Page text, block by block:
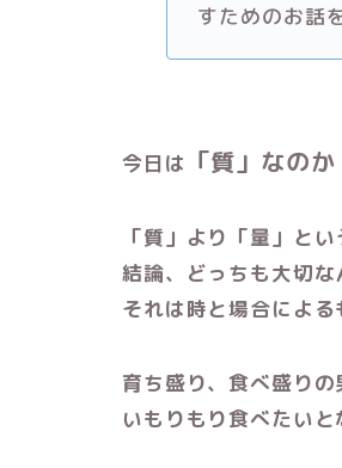
すためのお話
今日は 「質」なの
「質」より「量」と
結論、どっちも大切な
それは時と場合による
育ち盛り、食べ盛り
いもりもり食べたいと